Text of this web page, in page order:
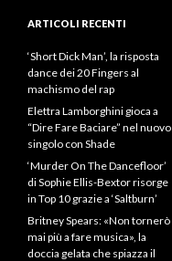
ARTICOLI RECENTI
‘Short Dick Man’, la risposta
dance dei 20 Fingers al
machismo del rap
Elettra Lamborghini gioca a
“Dire Fare Baciare” nel nuovo
singolo con Shade
‘Murder On The Dancefloor’
di Sophie Ellis-Bextor risorge
in Top 10 grazie a ‘Saltburn’
Britney Spears: «Non tornerò
mai più a fare musica», la
doccia gelata che spiazza il